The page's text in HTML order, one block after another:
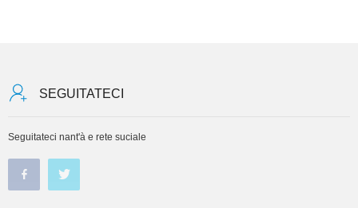
SEGUITATECI
Seguitateci nant'à e rete suciale